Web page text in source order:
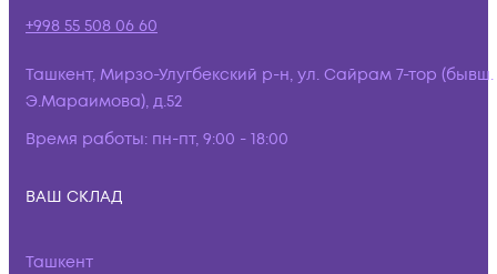
+998 55 508 06 60
Ташкент, Мирзо-Улугбекский р-н, ул. Сайрам 7-тор (бывш.
Э.Мараимова), д.52
Время работы: пн-пт, 9:00 - 18:00
ВАШ СКЛАД
Ташкент